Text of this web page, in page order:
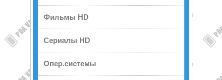
Фильмы HD
Сериалы HD
Опер.системы